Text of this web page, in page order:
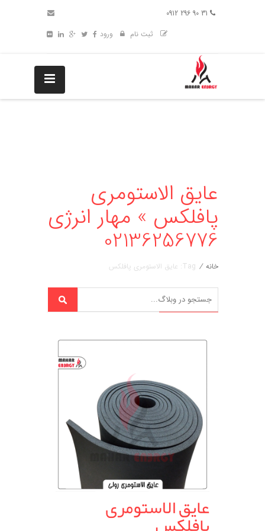
ثبت نام
ورود
عایق الاستومری
پافلکس » مهار انرژی
02136256776
خانه / Tag: عایق الاستومری پافلکس
عایق الاستومری